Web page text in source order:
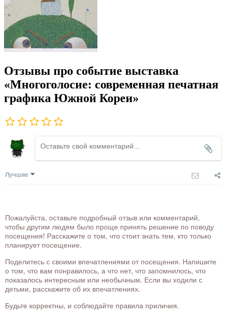
Отзывы про событие выставка
«Многоголосие: современная печатная
графика Южной Кореи»
Лучшие
Пожалуйста, оставьте подробный отзыв или комментарий,
чтобы другим людям было проще принять решение по поводу
посещения! Расскажите о том, что стоит знать тем, кто только
планирует посещение.
Поделитесь с своими впечатлениями от посещения. Напишите
о том, что вам понравилось, а что нет, что запомнилось, что
показалось интересным или необычным. Если вы ходили с
детьми, расскажите об их впечатлениях.
Будьте корректны, и соблюдайте правила приличия.